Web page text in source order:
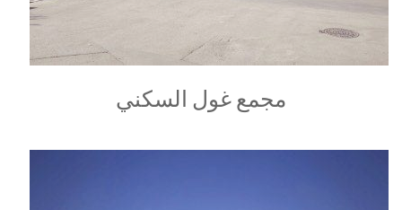
مجمع غول السكني